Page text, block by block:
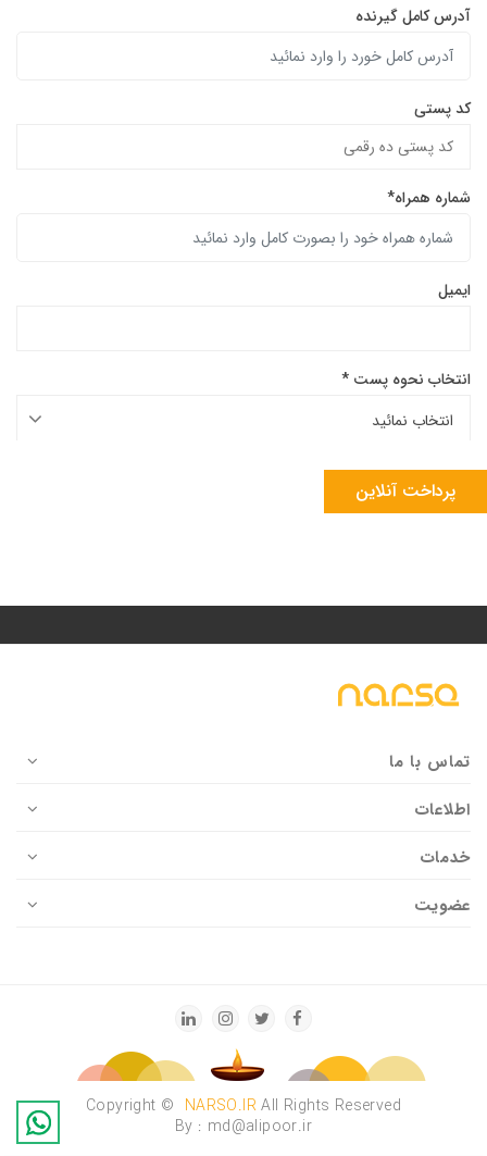
آدرس کامل گیرنده
کد پستی
شماره همراه*
ایمیل
انتخاب نحوه پست *
پرداخت آنلاین
تماس با ما
اطلاعات
خدمات
عضویت
Copyright © NARSO.IRAll Rights Reserved
By : md@alipoor.ir